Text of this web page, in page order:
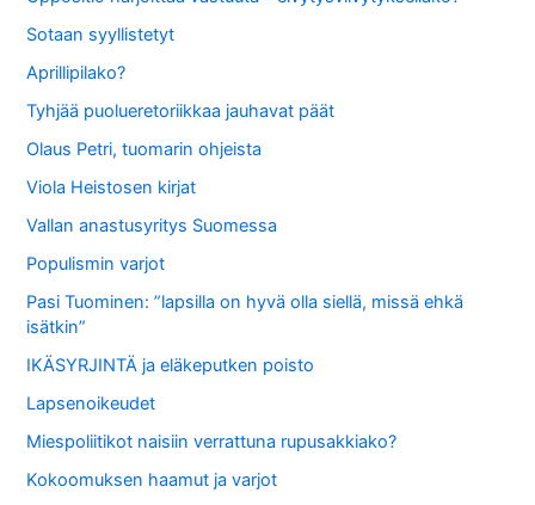
Sotaan syyllistetyt
Aprillipilako?
Tyhjää puolueretoriikkaa jauhavat päät
Olaus Petri, tuomarin ohjeista
Viola Heistosen kirjat
Vallan anastusyritys Suomessa
Populismin varjot
Pasi Tuominen: ”lapsilla on hyvä olla siellä, missä ehkä
isätkin”
IKÄSYRJINTÄ ja eläkeputken poisto
Lapsenoikeudet
Miespoliitikot naisiin verrattuna rupusakkiako?
Kokoomuksen haamut ja varjot